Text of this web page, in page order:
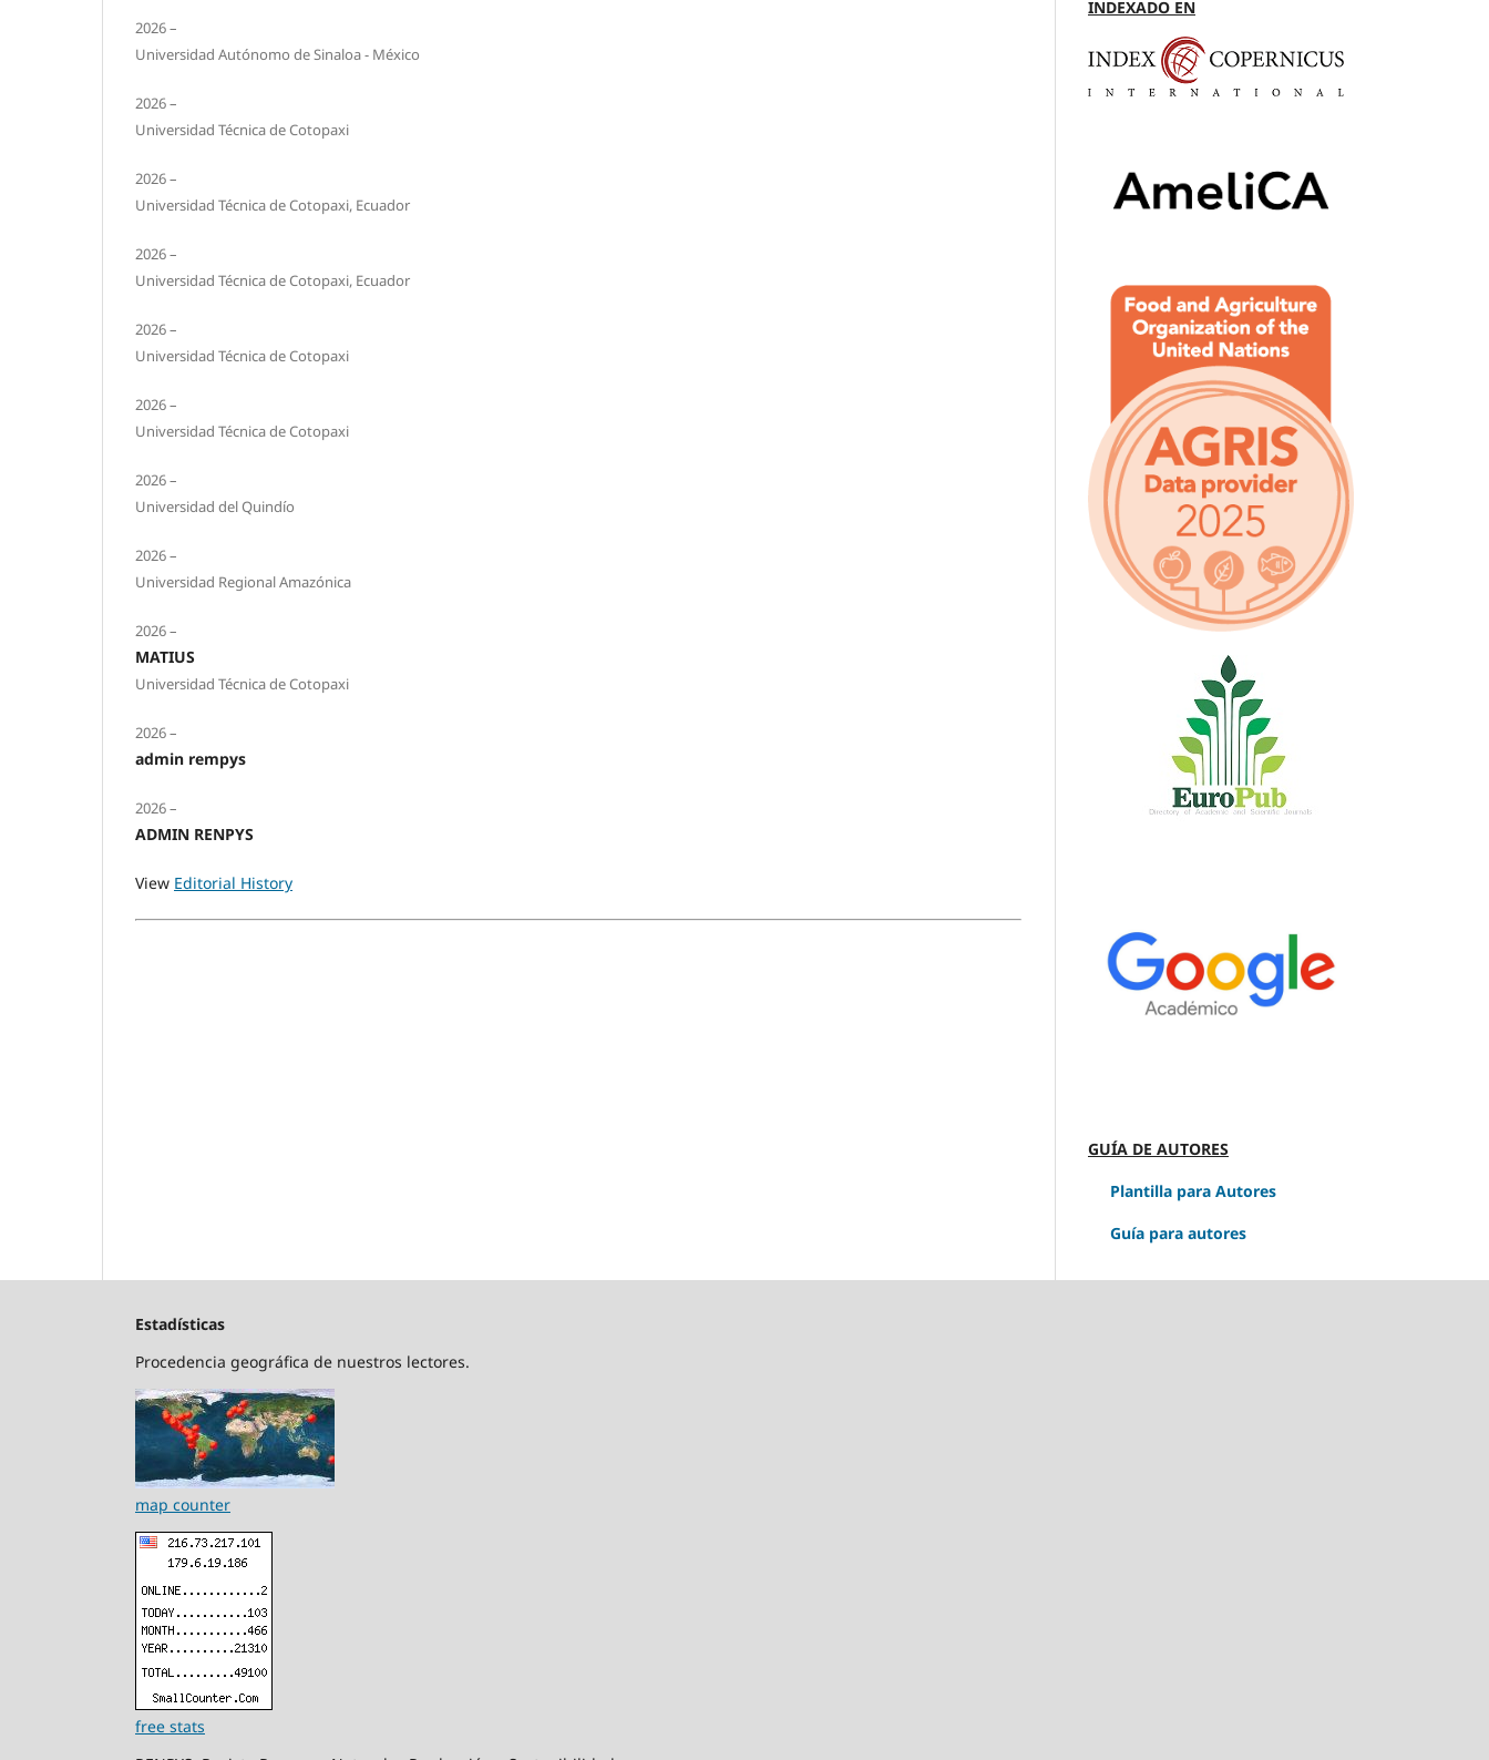
2026 –
Universidad Autónomo de Sinaloa - México
2026 –
Universidad Técnica de Cotopaxi
2026 –
Universidad Técnica de Cotopaxi, Ecuador
2026 –
Universidad Técnica de Cotopaxi, Ecuador
2026 –
Universidad Técnica de Cotopaxi
2026 –
Universidad Técnica de Cotopaxi
2026 –
Universidad del Quindío
2026 –
Universidad Regional Amazónica
2026 –
MATIUS
Universidad Técnica de Cotopaxi
2026 –
admin rempys
2026 –
ADMIN RENPYS
View Editorial History
INDEXADO EN
GUÍA DE AUTORES
Plantilla para Autores
Guía para autores
Estadísticas
Procedencia geográfica de nuestros lectores.
map counter
free stats